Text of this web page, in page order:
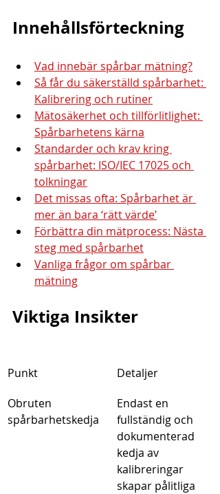
Innehållsförteckning
Vad innebär spårbar mätning?
Så får du säkerställd spårbarhet:
Kalibrering och rutiner
Mätosäkerhet och tillförlitlighet:
Spårbarhetens kärna
Standarder och krav kring
spårbarhet: ISO/IEC 17025 och
tolkningar
Det missas ofta: Spårbarhet är
mer än bara ‘rätt värde’
Förbättra din mätprocess: Nästa
steg med spårbarhet
Vanliga frågor om spårbar
mätning
Viktiga Insikter
Punkt
Detaljer
Obruten
spårbarhetskedja
Endast en
fullständig och
dokumenterad
kedja av
kalibreringar
skapar pålitliga